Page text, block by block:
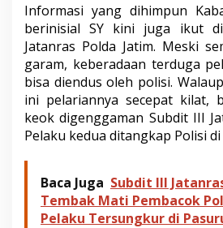
m
K
a
s
u
T
e
w
y
a
M
Informasi yang dihimpun
berinisial SY kini juga ikut
Jatanras Polda Jatim. Meski
garam, keberadaan terduga
bisa diendus oleh polisi.
ini pelariannya secepat kilat,
keok digenggaman Subdit III
Pelaku kedua ditangkap Polisi
Baca Juga Subdit III
Tembak Mati Pembacok
Pelaku Tersungkur di